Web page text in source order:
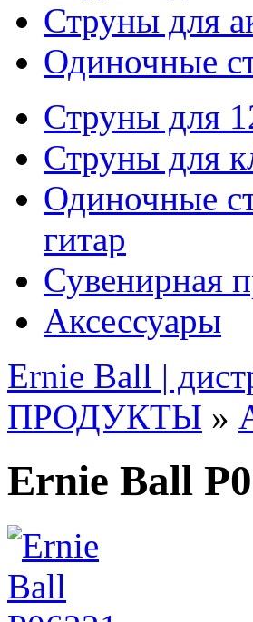
Струны для
Одиночные
Струны для
Струны для
Одиночные
гитар
Сувенирная
Аксессуары
Ernie Ball |
ПРОДУКТЫ »
Ernie Ball